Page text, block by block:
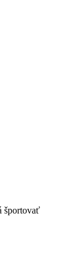
športovať